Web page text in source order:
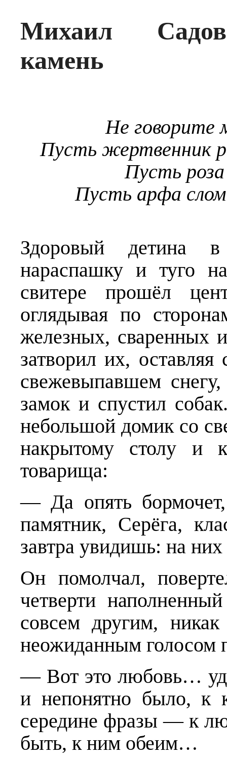
Михаил
камень
Не говорите
Пусть жертвенник
Пусть
Пусть арфа
Здоровый детина
нараспашку и туго
свитере прошёл
оглядывая по
железных, сваренных
затворил их,
свежевыпавшем
замок и спустил
небольшой домик со
накрытому столу и
товарища:
— Да опять
памятник, Серёга,
завтра увидишь: на
Он помолчал,
четверти
совсем другим,
неожиданным голосом
— Вот это любовь…
и непонятно было, к
середине фразы — к
быть, к ним обеим…